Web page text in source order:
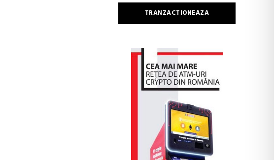
TRANZACTIONEAZA